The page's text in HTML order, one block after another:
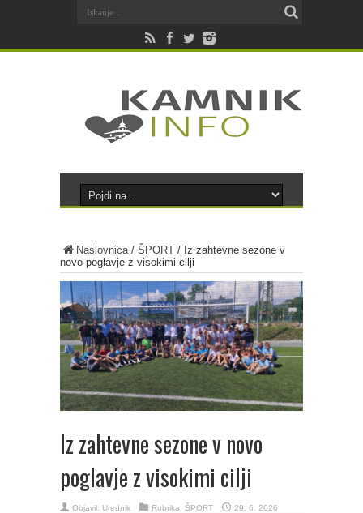
Naslovnica/ ŠPORT / Iz zahtevne sezone v
novo poglavje z visokimi cilji
Iz zahtevne sezone v novo
poglavje z visokimi cilji
Objavil: Urednik Rubrika: ŠPORT 29. 6. 2026